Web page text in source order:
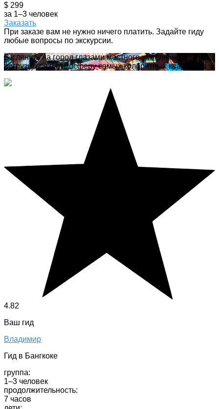
$ 299
за 1–3 человек
Заказать
При заказе вам не нужно ничего платить. Задайте гиду
любые вопросы по экскурсии.
Взглянуть на город глазами местного жителя и
погрузиться в атмосферу самых колоритных кварталов
4.82
Ваш гид
Владимир
Гид в Бангкоке
группа:
1–3 человек
продолжительность:
7 часов